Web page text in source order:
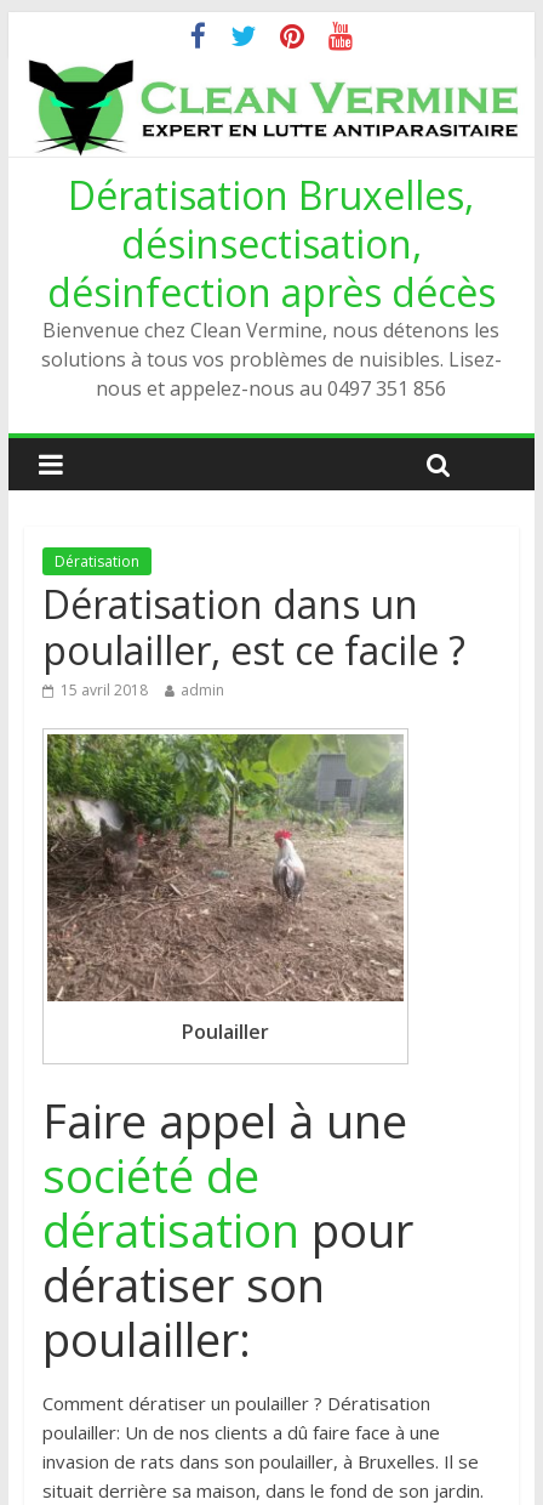
Dératisation Bruxelles,
désinsectisation,
désinfection après décès
Bienvenue chez Clean Vermine, nous détenons les
solutions à tous vos problèmes de nuisibles. Lisez-
nous et appelez-nous au 0497 351 856
Dératisation
Dératisation dans un
poulailler, est ce facile ?
15 avril 2018 admin
Poulailler
Faire appel à une
société de
dératisation pour
dératiser son
poulailler:
Comment dératiser un poulailler ? Dératisation
poulailler: Un de nos clients a dû faire face à une
invasion de rats dans son poulailler, à Bruxelles. Il se
situait derrière sa maison, dans le fond de son jardin.